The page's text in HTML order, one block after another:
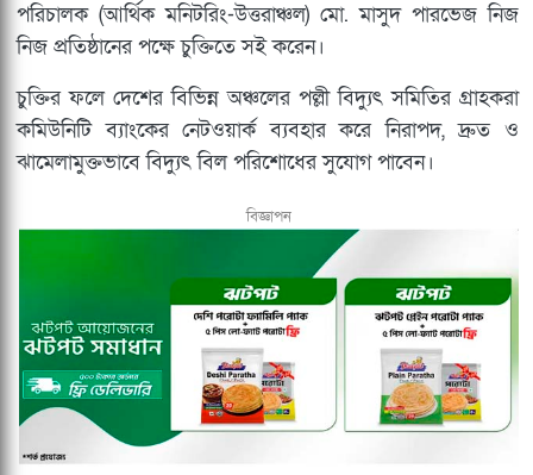
পরিচালক (আর্থিক মনিটরিং-উত্তরাঞ্চল) মো. মাসুদ পারভেজ নিজ
নিজ প্রতিষ্ঠানের পক্ষে চুক্তিতে সই করেন।
চুক্তির ফলে দেশের বিভিন্ন অঞ্চলের পল্লী বিদ্যুৎ সমিতির গ্রাহকরা
কমিউনিটি ব্যাংকের নেটওয়ার্ক ব্যবহার করে নিরাপদ, দ্রুত ও
ঝামেলামুক্তভাবে বিদ্যুৎ বিল পরিশোধের সুযোগ পাবেন।
বিজ্ঞাপন